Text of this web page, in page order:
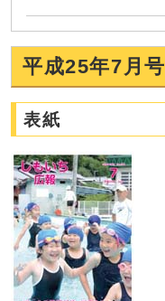
平成25年7月号
表紙